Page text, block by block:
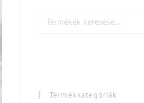
Termékkategóriák